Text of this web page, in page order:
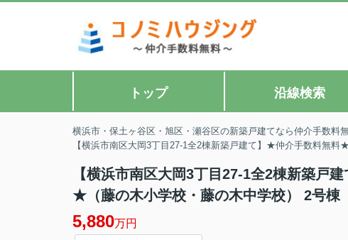
トップ 沿線検索
横浜市・保土ヶ谷区・旭区・瀬谷区の新築戸建てなら仲介手数料
【横浜市南区大岡3丁目27-1全2棟新築戸建て】★仲介手数料無料
【横浜市南区大岡3丁目27-1全2棟新築戸
★（藤の木小学校・藤の木中学校） 2号棟
5,880万円